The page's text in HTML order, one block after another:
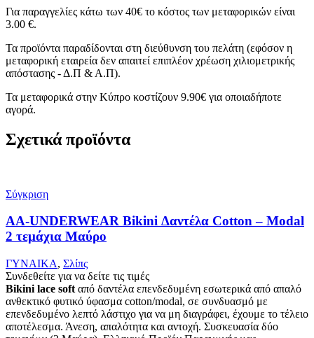
Για παραγγελίες κάτω των 40€ το κόστος των μεταφορικών είναι
3.00 €.
Τα προϊόντα παραδίδονται στη διεύθυνση του πελάτη (εφόσον η
μεταφορική εταιρεία δεν απαιτεί επιπλέον χρέωση χιλιομετρικής
απόστασης - Δ.Π & Α.Π).
Τα μεταφορικά στην Κύπρο κοστίζουν 9.90€ για οποιαδήποτε
αγορά.
Σχετικά προϊόντα
Σύγκριση
AA-UNDERWEAR Bikini Δαντέλα Cotton – Modal
2 τεμάχια Μαύρο
ΓΥΝΑΙΚΑ, Σλίπς
Συνδεθείτε για να δείτε τις τιμές
Bikini lace soft από δαντέλα επενδεδυμένη εσωτερικά από απαλό
ανθεκτικό φυτικό ύφασμα cotton/modal, σε συνδυασμό με
επενδεδυμένο λεπτό λάστιχο για να μη διαγράφει, έχουμε το τέλειο
αποτέλεσμα. Άνεση, απαλότητα και αντοχή. Συσκευασία δύο